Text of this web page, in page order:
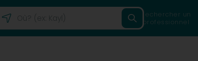
Rechercher un
professionnel